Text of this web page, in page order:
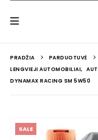
PRADŽIA
PARDUOTUVĖ
LENGVIEJI AUTOMOBILIAI,
DYNAMAX RACING SM 5W50
SALE